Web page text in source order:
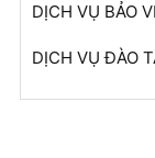
DỊCH VỤ BẢO
Bảo vệ mục
DỊCH VỤ ĐÀO
Tuyển dụng